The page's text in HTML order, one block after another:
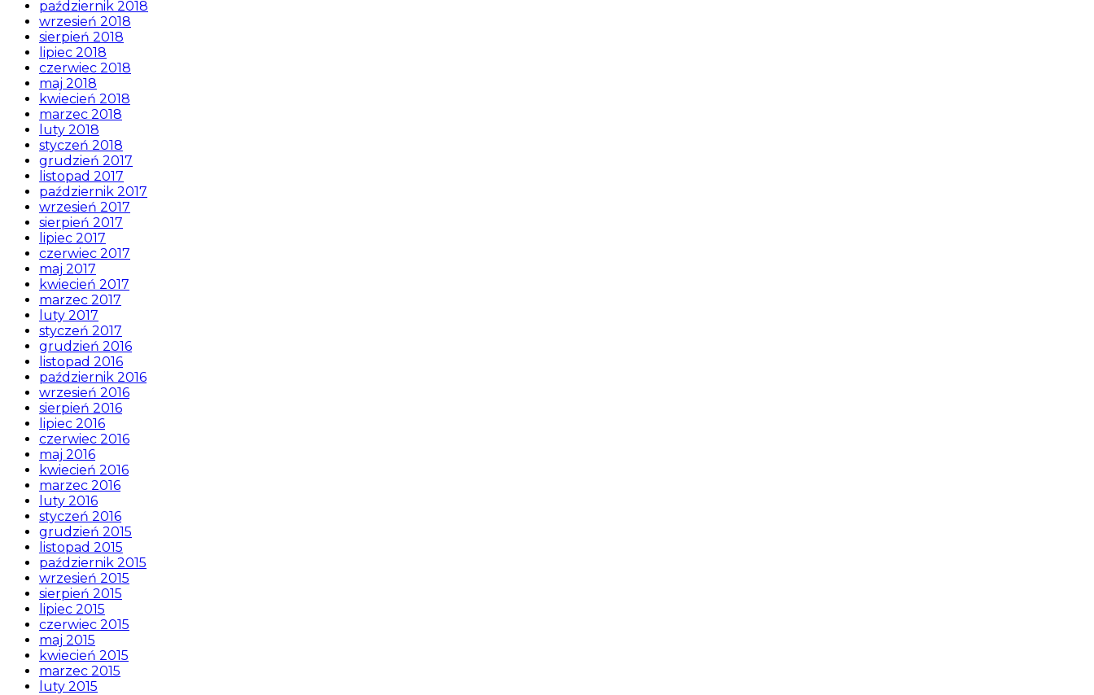
październik 2018
wrzesień 2018
sierpień 2018
lipiec 2018
czerwiec 2018
maj 2018
kwiecień 2018
marzec 2018
luty 2018
styczeń 2018
grudzień 2017
listopad 2017
październik 2017
wrzesień 2017
sierpień 2017
lipiec 2017
czerwiec 2017
maj 2017
kwiecień 2017
marzec 2017
luty 2017
styczeń 2017
grudzień 2016
listopad 2016
październik 2016
wrzesień 2016
sierpień 2016
lipiec 2016
czerwiec 2016
maj 2016
kwiecień 2016
marzec 2016
luty 2016
styczeń 2016
grudzień 2015
listopad 2015
październik 2015
wrzesień 2015
sierpień 2015
lipiec 2015
czerwiec 2015
maj 2015
kwiecień 2015
marzec 2015
luty 2015